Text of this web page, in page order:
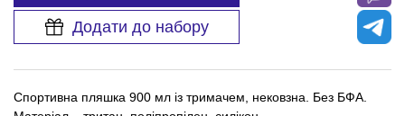
Додати до набору
Спортивна пляшка 900 мл із тримачем, нековзна. Без БФА.